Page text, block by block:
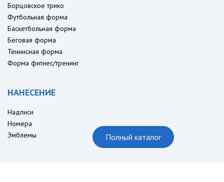
Борцовское трико
Футбольная форма
Баскетбольная форма
Беговая форма
Теннисная форма
Форма фитнес/тренинг
НАНЕСЕНИЕ
Надписи
Номера
Эмблемы
Полный каталог